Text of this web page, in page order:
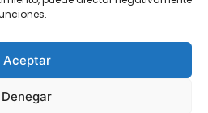
Aceptar
Denegar